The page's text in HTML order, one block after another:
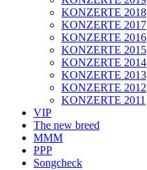
KONZERTE 2018
KONZERTE 2017
KONZERTE 2016
KONZERTE 2015
KONZERTE 2014
KONZERTE 2013
KONZERTE 2012
KONZERTE 2011
VIP
The new breed
MMM
PPP
Songcheck